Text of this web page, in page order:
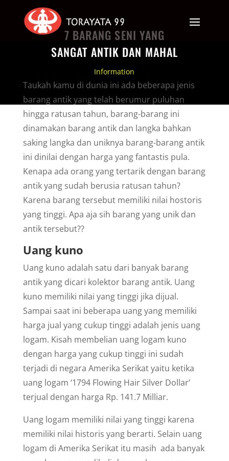
7 BARANG SENI YANG
SANGAT ANTIK DAN MAHAL
Information
Taukah kamu di dunia ini ada beberapa jenis
barang antik yang telah berumur puluhan
hingga ratusan tahun, barang-barang ini
dinamakan barang antik dan langka bahkan
saking langka dan uniknya barang-barang antik
ini dinilai dengan harga yang fantastis pula.
Kenapa ada orang yang tertarik dengan barang
antik yang sudah berusia ratusan tahun?
Karena barang tersebut memiliki nilai hostoris
yang tinggi. Apa aja sih barang yang unik dan
antik tersebut??
Uang kuno
Uang kuno adalah satu dari banyak barang
antik yang dicari kolektor barang antik. Uang
kuno memiliki nilai yang tinggi jika dijual.
Sampai saat ini beberapa uang yang memiliki
harga jual yang cukup tinggi adalah jenis uang
logam. Kisah membelian uang logam kuno
dengan harga yang cukup tinggi ini sudah
terjadi di negara Amerika Serikat yaitu ketika
uang logam ‘1794 Flowing Hair Silver Dollar’
terjual dengan harga Rp. 141.7 Milliar.
Uang logam memiliki nilai yang tinggi karena
memiliki nilai historis yang berarti. Selain uang
logam di Amerika Serikat itu masih ada banyak